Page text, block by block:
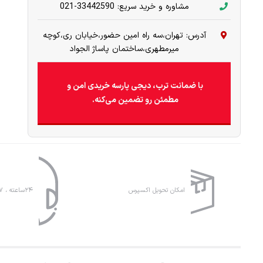
مشاوره و خرید سریع: 33442590-021
آدرس: تهران،سه راه امین حضور،خیابان ری،کوچه
میرمطهری،ساختمان پاساژ الجواد
با ضمانت ترب، دیجی پارسه خریدی امن و
مطمئن رو تضمین می‌کنه.
امکان تحویل اکسپرس ۲۴ساعته ، ۷روز هفته